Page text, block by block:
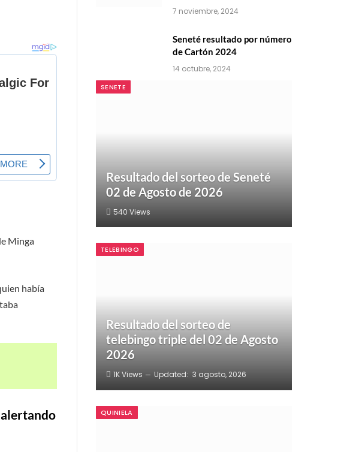
Minga
había
alertando
7 noviembre, 2024
Seneté resultado por número
de Cartón 2024
14 octubre, 2024
SENETE
Resultado del sorteo de Seneté
02 de Agosto de 2026
540 Views
TELEBINGO
Resultado del sorteo de
telebingo triple del 02 de Agosto
2026
1KViews Updated: 3 agosto, 2026
QUINIELA